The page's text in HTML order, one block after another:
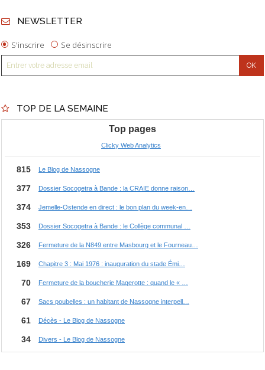
NEWSLETTER
S'inscrire Se désinscrire
TOP DE LA SEMAINE